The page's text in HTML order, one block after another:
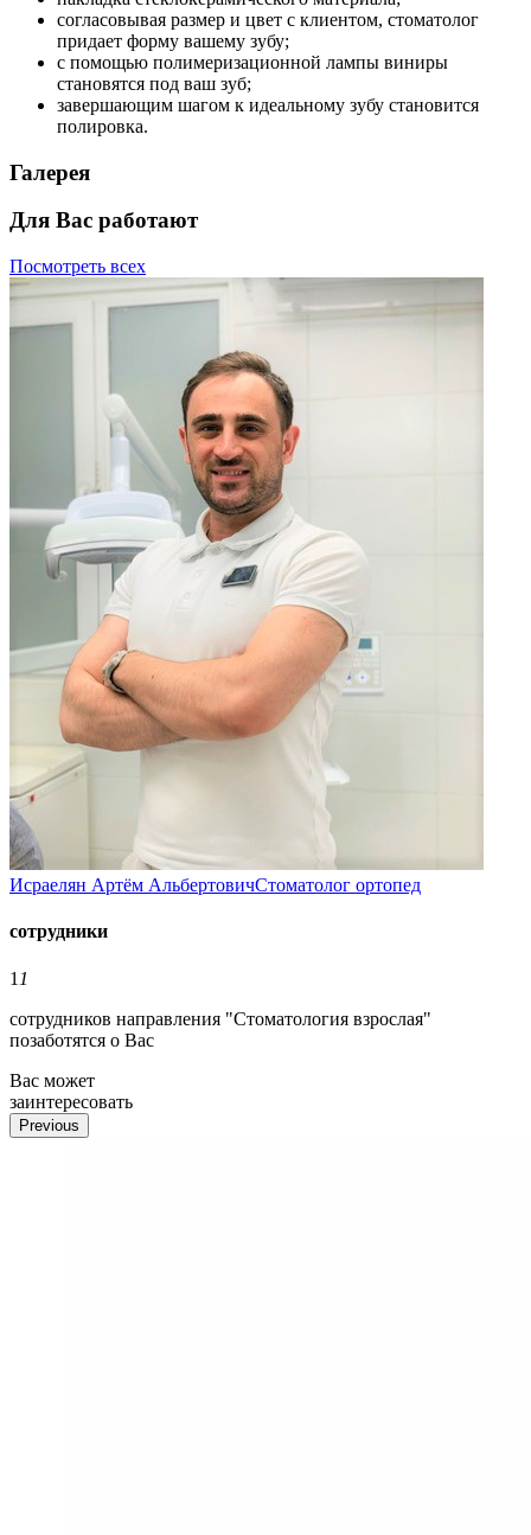
согласовывая размер и цвет с клиентом, стоматолог
придает форму вашему зубу;
с помощью полимеризационной лампы виниры
становятся под ваш зуб;
завершающим шагом к идеальному зубу становится
полировка.
Галерея
Для Вас работают
Посмотреть всех
Исраелян Артём АльбертовичСтоматолог ортопед
сотрудники
1 1
сотрудников направления "Стоматология взрослая"
позаботятся о Вас
Вас может
заинтересовать
Previous